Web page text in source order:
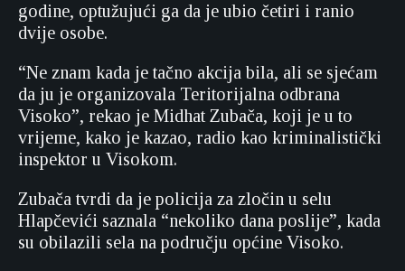
godine, optužujući ga da je ubio četiri i ranio
dvije osobe.
“Ne znam kada je tačno akcija bila, ali se sjećam
da ju je organizovala Teritorijalna odbrana
Visoko”, rekao je Midhat Zubača, koji je u to
vrijeme, kako je kazao, radio kao kriminalistički
inspektor u Visokom.
Zubača tvrdi da je policija za zločin u selu
Hlapčevići saznala “nekoliko dana poslije”, kada
su obilazili sela na području općine Visoko.